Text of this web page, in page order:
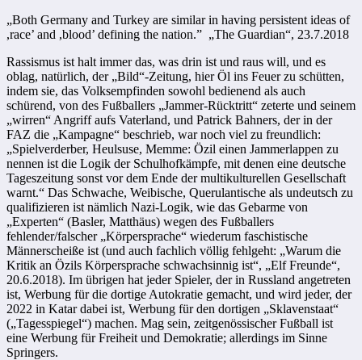
„Both Germany and Turkey are similar in having persistent ideas of
,race’ and ,blood’ defining the nation.” „The Guardian“, 23.7.2018
Rassismus ist halt immer das, was drin ist und raus will, und es
oblag, natürlich, der „Bild“-Zeitung, hier Öl ins Feuer zu schütten,
indem sie, das Volksempfinden sowohl bedienend als auch
schürend, von des Fußballers „Jammer-Rücktritt“ zeterte und seinem
„wirren“ Angriff aufs Vaterland, und Patrick Bahners, der in der
FAZ die „Kampagne“ beschrieb, war noch viel zu freundlich:
„Spielverderber, Heulsuse, Memme: Özil einen Jammerlappen zu
nennen ist die Logik der Schulhofkämpfe, mit denen eine deutsche
Tageszeitung sonst vor dem Ende der multikulturellen Gesellschaft
warnt.“ Das Schwache, Weibische, Querulantische als undeutsch zu
qualifizieren ist nämlich Nazi-Logik, wie das Gebarme von
„Experten“ (Basler, Matthäus) wegen des Fußballers
fehlender/falscher „Körpersprache“ wiederum faschistische
Männerscheiße ist (und auch fachlich völlig fehlgeht: „Warum die
Kritik an Özils Körpersprache schwachsinnig ist“, „Elf Freunde“,
20.6.2018). Im übrigen hat jeder Spieler, der in Russland angetreten
ist, Werbung für die dortige Autokratie gemacht, und wird jeder, der
2022 in Katar dabei ist, Werbung für den dortigen „Sklavenstaat“
(„Tagesspiegel“) machen. Mag sein, zeitgenössischer Fußball ist
eine Werbung für Freiheit und Demokratie; allerdings im Sinne
Springers.